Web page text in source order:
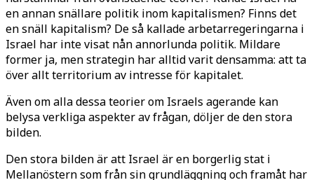
en annan snällare politik inom kapitalismen? Finns det
en snäll kapitalism? De så kallade arbetarregeringarna i
Israel har inte visat nån annorlunda politik. Mildare
former ja, men strategin har alltid varit densamma: att ta
över allt territorium av intresse för kapitalet.
Även om alla dessa teorier om Israels agerande kan
belysa verkliga aspekter av frågan, döljer de den stora
bilden.
Den stora bilden är att Israel är en borgerlig stat i
Mellanöstern som från sin grundläggning och framåt har